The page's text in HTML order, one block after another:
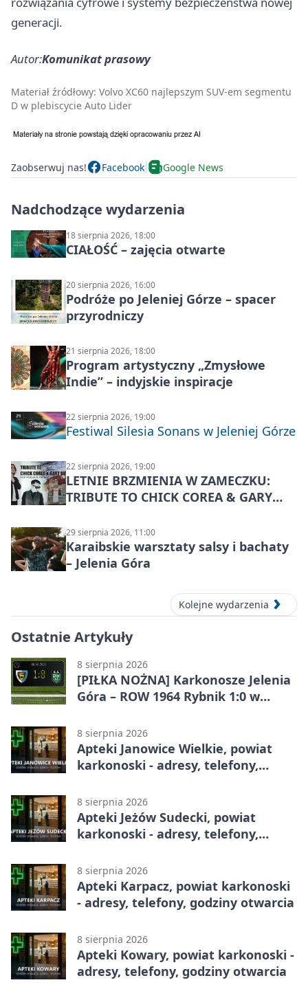
generacji.
Autor:Komunikat prasowy
Materiał źródłowy: Volvo XC60 najlepszym SUV-em segmentu
D w plebiscycie Auto Lider
Zaobserwuj nas! Facebook Google News
Nadchodzące wydarzenia
18 sierpnia 2026, 18:00
CIAŁOŚĆ – zajęcia otwarte
20 sierpnia 2026, 16:00
Podróże po Jeleniej Górze – spacer
przyrodniczy
21 sierpnia 2026, 18:00
Program artystyczny „Zmysłowe
Indie” – indyjskie inspiracje
22 sierpnia 2026, 19:00
Festiwal Silesia Sonans w Jeleniej Górze
22 sierpnia 2026, 19:00
LETNIE BRZMIENIA W ZAMECZKU:
TRIBUTE TO CHICK COREA & GARY
29 sierpnia 2026, 11:00
Karaibskie warsztaty salsy i bachaty
– Jelenia Góra
Kolejne wydarzenia
Ostatnie Artykuły
8 sierpnia 2026
[PIŁKA NOŻNA] Karkonosze Jelenia
Góra – ROW 1964 Rybnik 1:0 w
8 sierpnia 2026
Apteki Janowice Wielkie, powiat
karkonoski - adresy, telefony,
8 sierpnia 2026
Apteki Jeżów Sudecki, powiat
karkonoski - adresy, telefony,
8 sierpnia 2026
Apteki Karpacz, powiat karkonoski
- adresy, telefony, godziny otwarcia
8 sierpnia 2026
Apteki Kowary, powiat karkonoski -
adresy, telefony, godziny otwarcia